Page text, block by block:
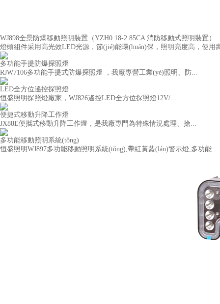
WJ898全景防爆移動照明裝置（YZH0.18-2.85CA 消防移動式照明裝置）
燈頭組件采用高光效LED光源，節(jié)能環(huán)保，照明亮度高，使用
多功能手提防爆探照燈
RJW7106多功能手提式防爆探照燈 ，我廠專營工業(yè)照明、防...
LED全方位遙控探照燈
恒盛照明探照燈廠家，WJ826遙控LED全方位探照燈12V/...
便捷式移動升降工作燈
JX88E便攜式移動升降工作燈，是我廠專門為特殊情況處理、搶...
多功能移動照明系統(tǒng)
恒盛照明WJ897多功能移動照明系統(tǒng),帶紅黃藍(lán)警示燈,多功能...